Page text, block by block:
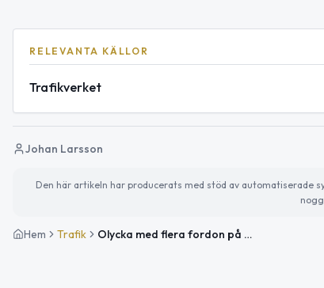
RELEVANTA KÄLLOR
Trafikverket
Johan Larsson
Den här artikeln har producerats med stöd av automatiserade
Hem Trafik Olycka med flera fordon på E4 vid Trafikplats Järva Krog